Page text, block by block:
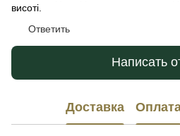
висоті.
Ответить
Написать
Доставка